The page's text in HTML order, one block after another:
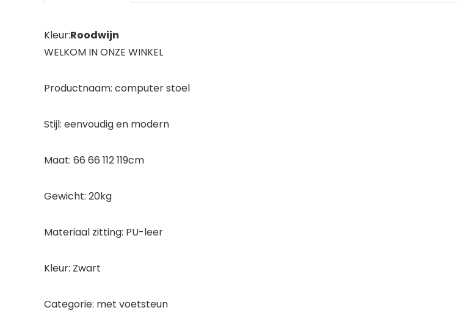
Kleur:Roodwijn
WELKOM IN ONZE WINKEL
Productnaam: computer stoel
Stijl: eenvoudig en modern
Maat: 66 66 112 119cm
Gewicht: 20kg
Materiaal zitting: PU-leer
Kleur: Zwart
Categorie: met voetsteun